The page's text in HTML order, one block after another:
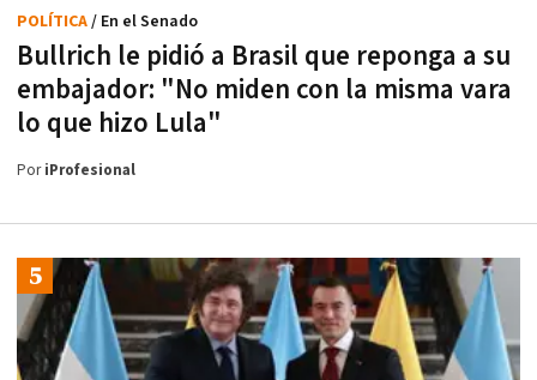
Bullrich le pidió a Brasil que reponga a su
embajador: "No miden con la misma vara
lo que hizo Lula"
POLÍTICA/ En el Senado
PoriProfesional